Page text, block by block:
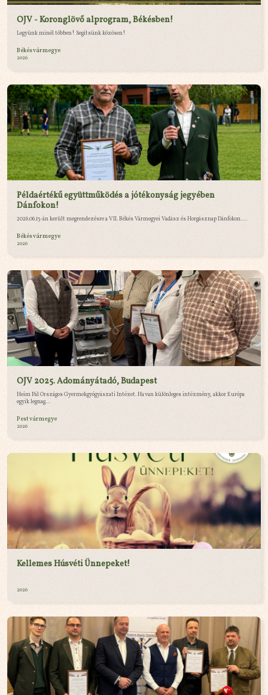
OJV - Koronglövő alprogram, Békésben!
Legyünk minél többen! Segítsünk közösen!
Békés vármegye
2026
Példaértékű együttműködés a jótékonyság jegyében
Dánfokon!
2026.06.13-án került megrendezésre a VII. Békés Vármegyei Vadász és Horgásznap Dánfokon....
Békés vármegye
2026
OJV 2025. Adományátadó, Budapest
Heim Pál Országos Gyermekgyógyászati Intézet. Ha van különleges intézmény, akkor Európa
egyik legnag...
Pest vármegye
2026
Kellemes Húsvéti Ünnepeket!
2026